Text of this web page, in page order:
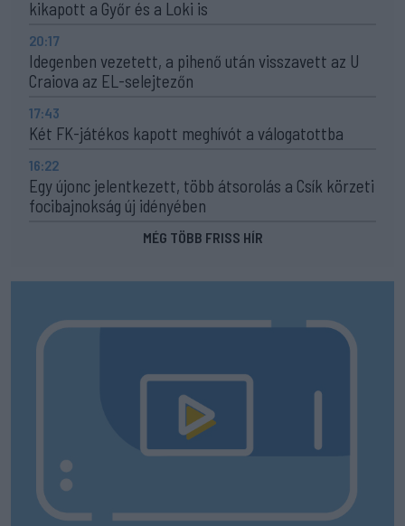
kikapott a Győr és a Loki is
20:17
Idegenben vezetett, a pihenő után visszavett az U
Craiova az EL-selejtezőn
17:43
Két FK-játékos kapott meghívót a válogatottba
16:22
Egy újonc jelentkezett, több átsorolás a Csík körzeti
focibajnokság új idényében
MÉG TÖBB FRISS HÍR